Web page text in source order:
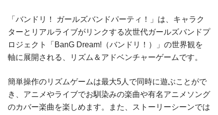
「バンドリ！ ガールズバンドパーティ！」は、キャラク
ターとリアルライブがリンクする次世代ガールズバンドプ
ロジェクト「BanG Dream!（バンドリ！）」の世界観を
軸に展開される、リズム＆アドベンチャーゲームです。
簡単操作のリズムゲームは最大5人で同時に遊ぶことがで
き、アニメやライブでお馴染みの楽曲や有名アニメソング
のカバー楽曲を楽しめます。また、ストーリーシーンでは